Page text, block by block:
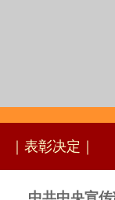
｜表彰决定｜